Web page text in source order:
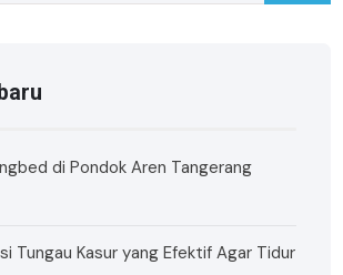
di Pondok Aren Tangerang
Tungau Kasur yang Efektif Agar Tidur